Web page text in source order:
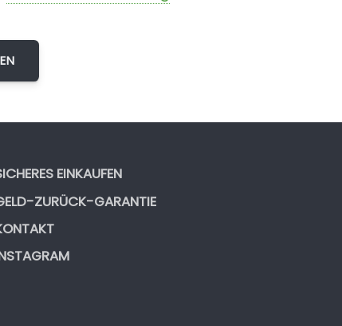
EINKAUFEN
ZURÜCK-GARANTIE